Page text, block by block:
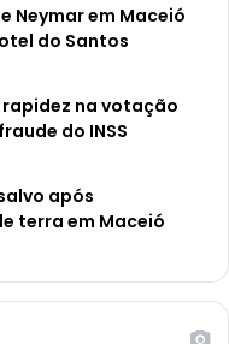
Neymar em Maceió
do Santos
na votação
do INSS
após
terra em Maceió